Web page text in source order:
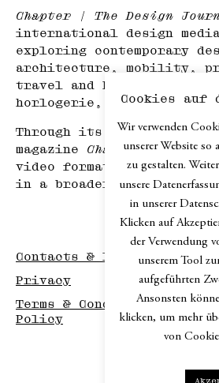
Chapter | The Design
international design
exploring contemporary
architecture, mobility,
travel and hospitality,
horlogerie, and art.
Through its print
magazine Chapter.digital,
video formats,Chapter
in a broader cultural
Contacts & Imprint
Privacy
Terms & Conditions /
Policy
Cookies auf
Wir verwenden
unserer Website so
zu gestalten.
unsere
in unserer
Klicken auf
der Verwendung
unserem Tool
aufgeführten
Ansonsten
klicken, um mehr
von